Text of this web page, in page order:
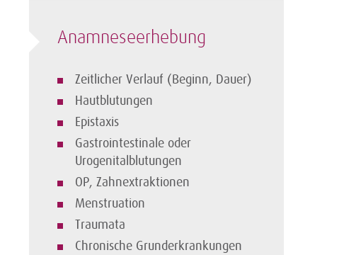
Anamneseerhebung
Zeitlicher Verlauf (Beginn, Dauer)
Hautblutungen
Epistaxis
Gastrointestinale oder
Urogenitalblutungen
OP, Zahnextraktionen
Menstruation
Traumata
Chronische Grunderkrankungen